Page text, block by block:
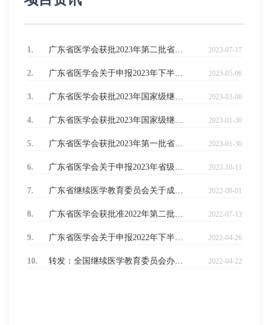
2023-07-17
1. 广东省医学会获批2023年第二批省级继续医学教育项目列表
2023-05-06
2. 广东省医学会关于申报2023年下半年省级继续医学教育项目的通知
2023-03-06
3. 广东省医学会获批2023年国家级继续医学教育项目表（第二批）
2023-01-30
4. 广东省医学会获批2023年国家级继续医学教育项目表
2023-01-30
5. 广东省医学会获批2023年第一批省级继续医学教育项目列表
2022-10-11
6. 广东省医学会关于申报2023年省级继续医学教育项目的通知
2022-09-01
7. 广东省继续医学教育委员会关于成立广东省继续医学教育专家库的通知
2022-07-13
8. 广东省医学会获批准2022年第二批省级继续医学教育项目列表
2022-04-26
9. 广东省医学会关于申报2022年下半年广东省继续医学教育项目的通知
2022-04-22
10. 转发：全国继续医学教育委员会办公室《关于公布2022年第二批国家级继续医学教育项目和国家级继续医学教育基地项目的通知》